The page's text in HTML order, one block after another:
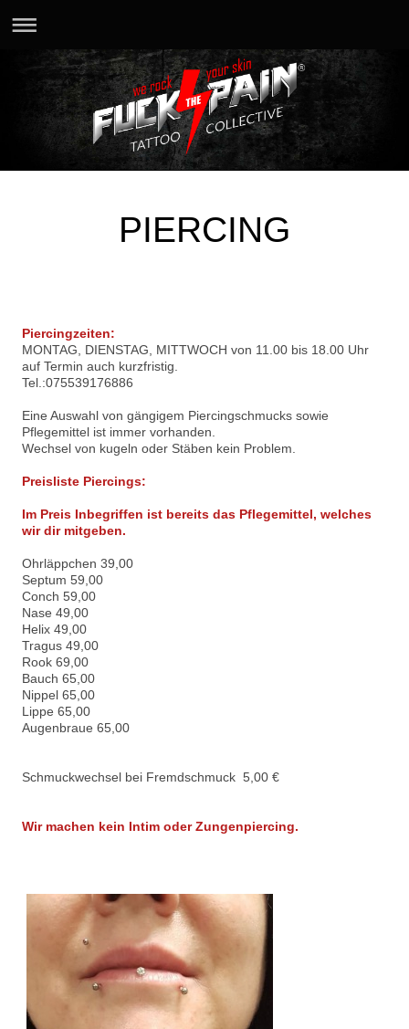
PIERCING
Piercingzeiten:
MONTAG, DIENSTAG, MITTWOCH von 11.00 bis 18.00 Uhr
auf Termin auch kurzfristig.
Tel.:075539176886
Eine Auswahl von gängigem Piercingschmucks sowie
Pflegemittel ist immer vorhanden.
Wechsel von kugeln oder Stäben kein Problem.
Preisliste Piercings:
Im Preis Inbegriffen ist bereits das Pflegemittel, welches
wir dir mitgeben.
Ohrläppchen 39,00
Septum 59,00
Conch 59,00
Nase 49,00
Helix 49,00
Tragus 49,00
Rook 69,00
Bauch 65,00
Nippel 65,00
Lippe 65,00
Augenbraue 65,00
Schmuckwechsel bei Fremdschmuck 5,00 €
Wir machen kein Intim oder Zungenpiercing.